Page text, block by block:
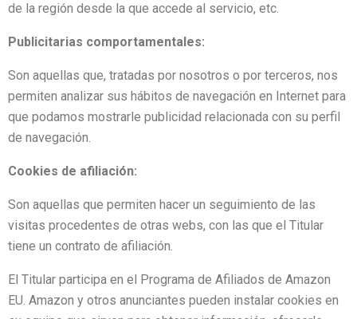
de la región desde la que accede al servicio, etc.
Publicitarias comportamentales:
Son aquellas que, tratadas por nosotros o por terceros, nos
permiten analizar sus hábitos de navegación en Internet para
que podamos mostrarle publicidad relacionada con su perfil
de navegación.
Cookies de afiliación:
Son aquellas que permiten hacer un seguimiento de las
visitas procedentes de otras webs, con las que el Titular
tiene un contrato de afiliación.
El Titular participa en el Programa de Afiliados de Amazon
EU. Amazon y otros anunciantes pueden instalar cookies en